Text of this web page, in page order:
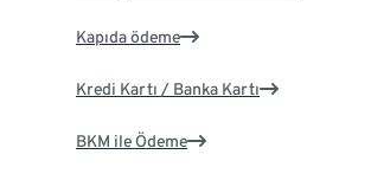
Kapıda ödeme
Kredi Kartı / Banka Kartı
BKM ile Ödeme